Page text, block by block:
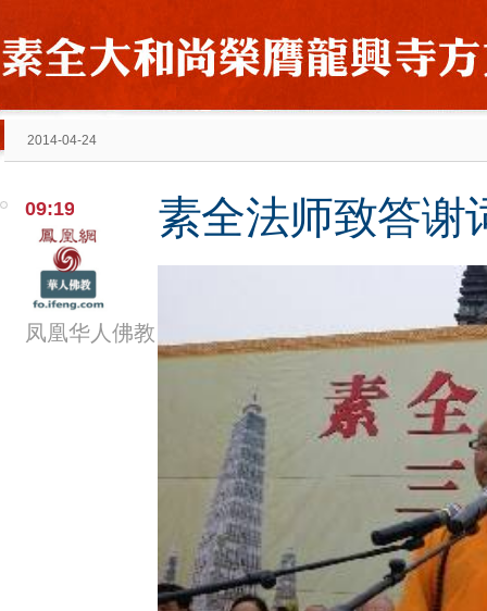
2014-04-24
09:19
凤凰华人佛教
素全法师致答谢